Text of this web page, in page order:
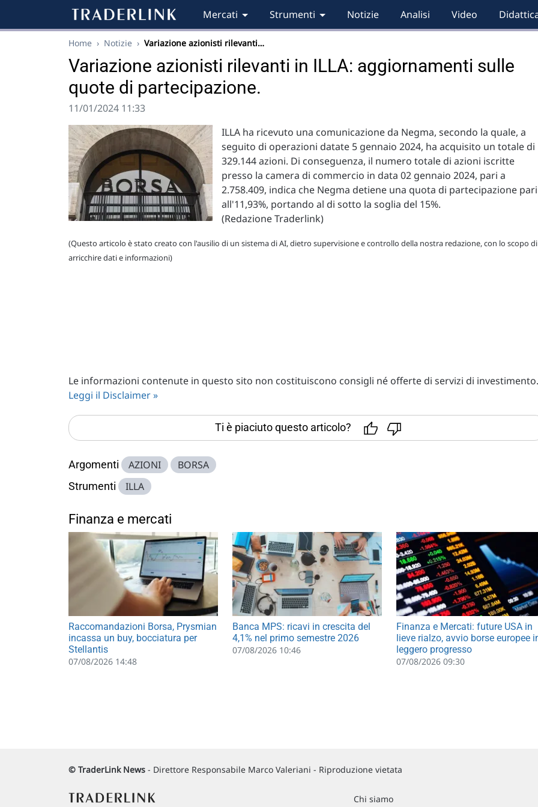
Mercati Strumenti Notizie Analisi Video
Home › Notizie › Variazione azionisti rilevanti…
Variazione azionisti rilevanti in ILLA: aggiornamenti sulle
quote di partecipazione.
11/01/2024 11:33
ILLA ha ricevuto una comunicazione da Negma, secondo la quale, a
seguito di operazioni datate 5 gennaio 2024, ha acquisito un totale di
329.144 azioni. Di conseguenza, il numero totale di azioni iscritte
presso la camera di commercio in data 02 gennaio 2024, pari a
2.758.409, indica che Negma detiene una quota di partecipazione pari
all'11,93%, portando al di sotto la soglia del 15%.
(Redazione Traderlink)
(Questo articolo è stato creato con l'ausilio di un sistema di AI, dietro supervisione e controllo della nostra redazione, con lo scopo di
arricchire dati e informazioni)
Le informazioni contenute in questo sito non costituiscono consigli né offerte di servizi di investimento.
Leggi il Disclaimer »
Ti è piaciuto questo articolo?
Argomenti AZIONI BORSA
Strumenti ILLA
Finanza e mercati
Raccomandazioni Borsa, Prysmian
incassa un buy, bocciatura per
Stellantis
07/08/2026 14:48
Banca MPS: ricavi in crescita del
4,1% nel primo semestre 2026
07/08/2026 10:46
Finanza e Mercati: future USA in
lieve rialzo, avvio borse europee
leggero progresso
07/08/2026 09:30
© TraderLink News - Direttore Responsabile Marco Valeriani - Riproduzione vietata
Chi siamo